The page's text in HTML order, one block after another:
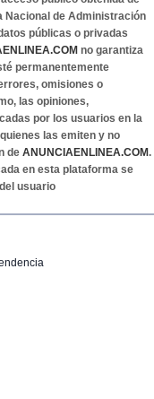
Nacional de Administración
públicas o privadas
no garantiza
permanentemente
omisiones o
las opiniones,
por los usuarios en la
las emiten y no
de ANUNCIAENLINEA.COM.
en esta plataforma se
usuario